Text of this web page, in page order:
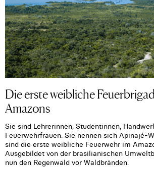
Die erste weibliche
Amazons
Sie sind Lehrerinnen, Studentinnen,
Feuerwehrfrauen. Sie nennen sich Apinajé-
sind die erste weibliche Feuerwehr im
Ausgebildet von der brasilianischen
nun den Regenwald vor Waldbränden.